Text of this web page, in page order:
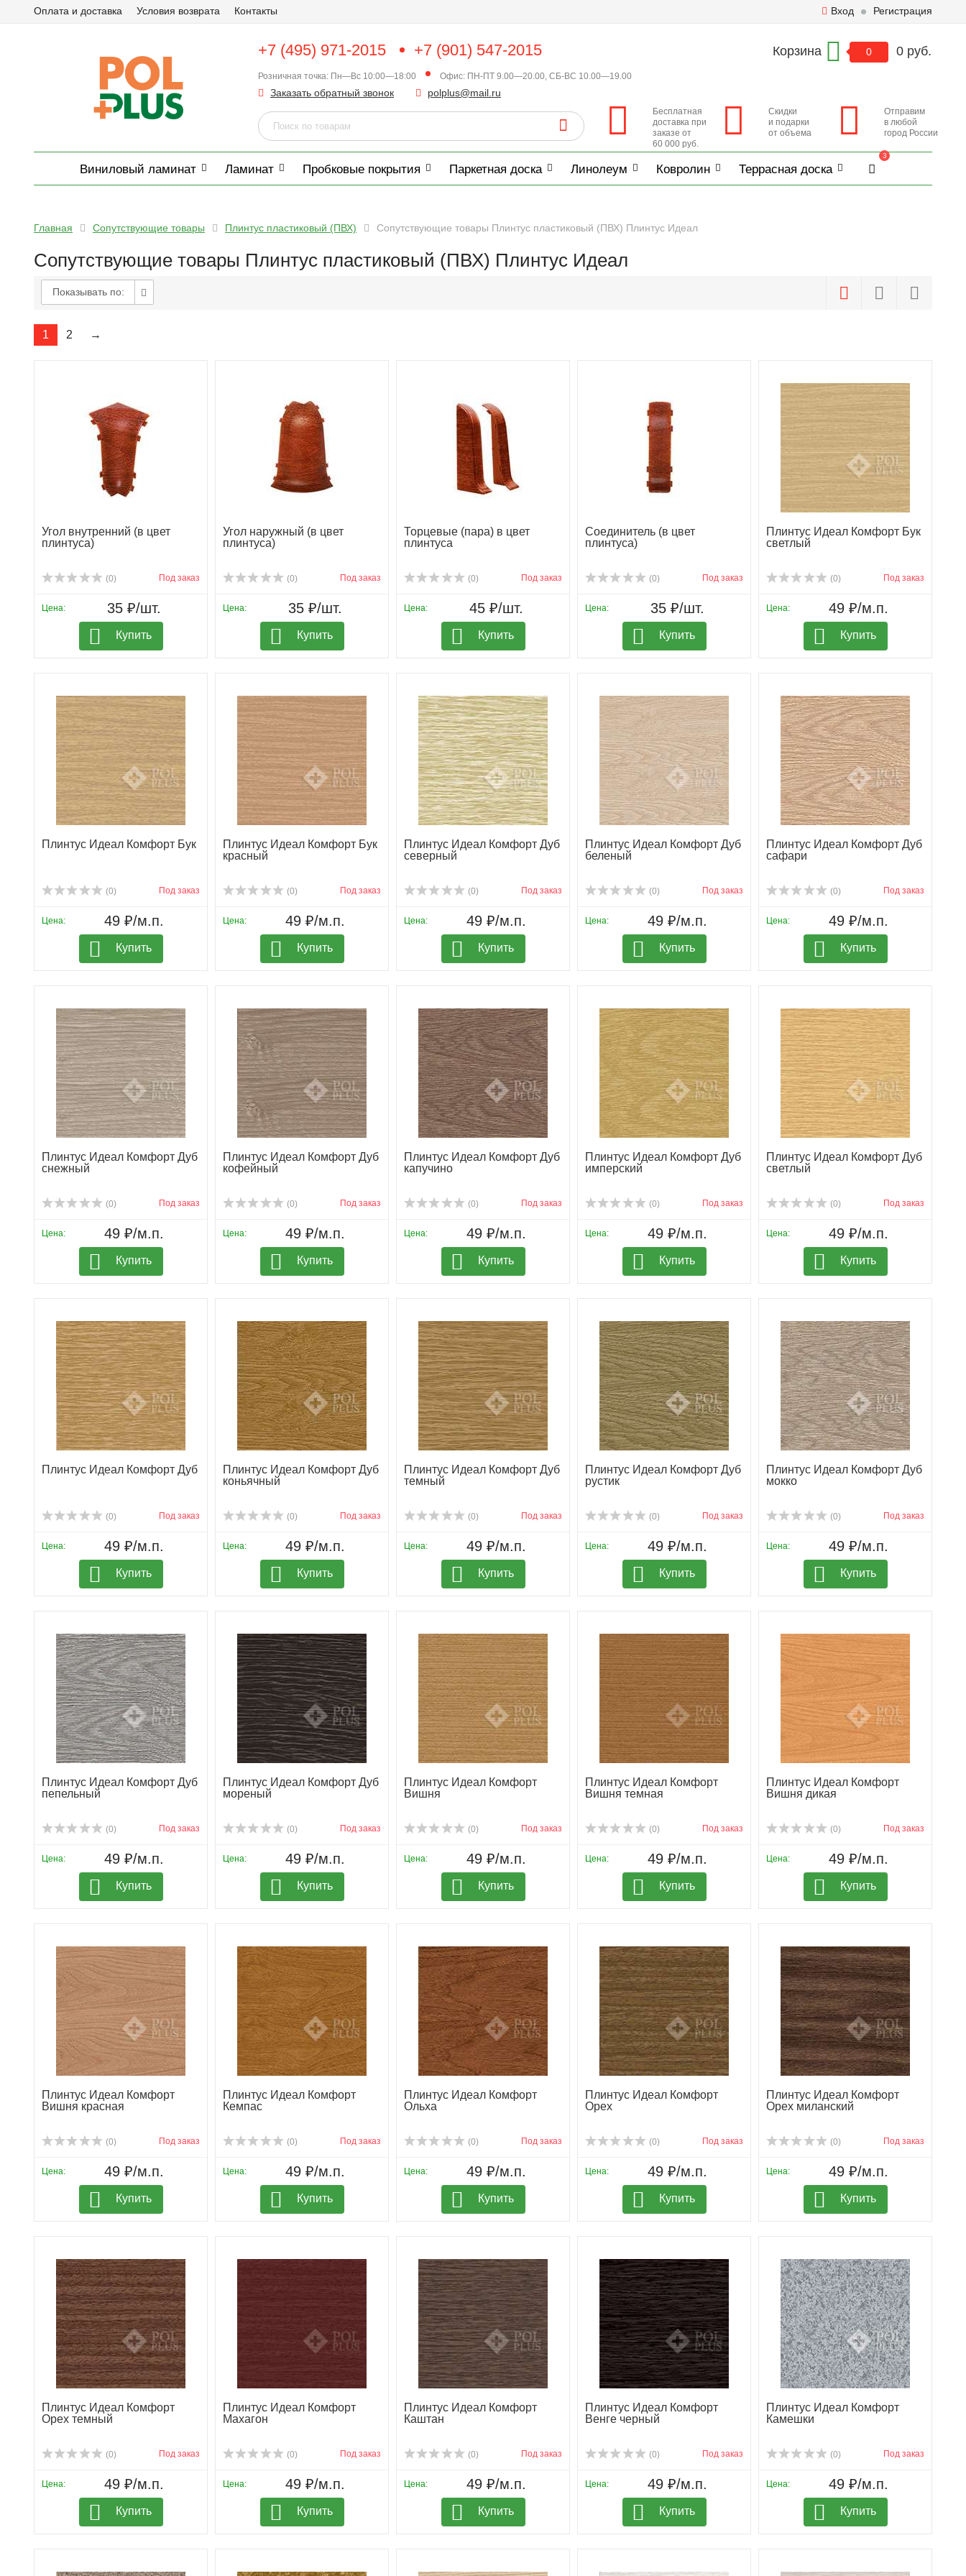
Оплата и доставка Условия возврата Контакты Вход Регистрация
+7 (495) 971-2015 +7 (901) 547-2015
Розничная точка: Пн—Вс 10:00—18:00 Офис: ПН-ПТ 9.00—20.00, СБ-ВС 10.00—19.00
Заказать обратный звонок polplus@mail.ru
Корзина 0 0 руб.
Бесплатная
доставка при
заказе от
60 000 руб.
Скидки
и подарки
от объема
Отправим
в любой
город России
Виниловый ламинат Ламинат Пробковые покрытия Паркетная доска Линолеум Ковролин Террасная доска
3
Главная Сопутствующие товары Плинтус пластиковый (ПВХ) Сопутствующие товары Плинтус пластиковый (ПВХ) Плинтус Идеал
Сопутствующие товары Плинтус пластиковый (ПВХ) Плинтус Идеал
Показывать по:
1 2 →
Угол внутренний (в цвет
плинтуса)
(0) Под заказ
Цена: 35 ₽/шт.
Купить
Угол наружный (в цвет
плинтуса)
(0) Под заказ
Цена: 35 ₽/шт.
Купить
Торцевые (пара) в цвет
плинтуса
(0) Под заказ
Цена: 45 ₽/шт.
Купить
Соединитель (в цвет
плинтуса)
(0) Под заказ
Цена: 35 ₽/шт.
Купить
Плинтус Идеал Комфорт Бук
светлый
(0) Под заказ
Цена: 49 ₽/м.п.
Купить
Плинтус Идеал Комфорт Бук
(0) Под заказ
Цена: 49 ₽/м.п.
Купить
Плинтус Идеал Комфорт Бук
красный
(0) Под заказ
Цена: 49 ₽/м.п.
Купить
Плинтус Идеал Комфорт Дуб
северный
(0) Под заказ
Цена: 49 ₽/м.п.
Купить
Плинтус Идеал Комфорт Дуб
беленый
(0) Под заказ
Цена: 49 ₽/м.п.
Купить
Плинтус Идеал Комфорт Дуб
сафари
(0) Под заказ
Цена: 49 ₽/м.п.
Купить
Плинтус Идеал Комфорт Дуб
снежный
(0) Под заказ
Цена: 49 ₽/м.п.
Купить
Плинтус Идеал Комфорт Дуб
кофейный
(0) Под заказ
Цена: 49 ₽/м.п.
Купить
Плинтус Идеал Комфорт Дуб
капучино
(0) Под заказ
Цена: 49 ₽/м.п.
Купить
Плинтус Идеал Комфорт Дуб
имперский
(0) Под заказ
Цена: 49 ₽/м.п.
Купить
Плинтус Идеал Комфорт Дуб
светлый
(0) Под заказ
Цена: 49 ₽/м.п.
Купить
Плинтус Идеал Комфорт Дуб
(0) Под заказ
Цена: 49 ₽/м.п.
Купить
Плинтус Идеал Комфорт Дуб
коньячный
(0) Под заказ
Цена: 49 ₽/м.п.
Купить
Плинтус Идеал Комфорт Дуб
темный
(0) Под заказ
Цена: 49 ₽/м.п.
Купить
Плинтус Идеал Комфорт Дуб
рустик
(0) Под заказ
Цена: 49 ₽/м.п.
Купить
Плинтус Идеал Комфорт Дуб
мокко
(0) Под заказ
Цена: 49 ₽/м.п.
Купить
Плинтус Идеал Комфорт Дуб
пепельный
(0) Под заказ
Цена: 49 ₽/м.п.
Купить
Плинтус Идеал Комфорт Дуб
мореный
(0) Под заказ
Цена: 49 ₽/м.п.
Купить
Плинтус Идеал Комфорт
Вишня
(0) Под заказ
Цена: 49 ₽/м.п.
Купить
Плинтус Идеал Комфорт
Вишня темная
(0) Под заказ
Цена: 49 ₽/м.п.
Купить
Плинтус Идеал Комфорт
Вишня дикая
(0) Под заказ
Цена: 49 ₽/м.п.
Купить
Плинтус Идеал Комфорт
Вишня красная
(0) Под заказ
Цена: 49 ₽/м.п.
Купить
Плинтус Идеал Комфорт
Кемпас
(0) Под заказ
Цена: 49 ₽/м.п.
Купить
Плинтус Идеал Комфорт
Ольха
(0) Под заказ
Цена: 49 ₽/м.п.
Купить
Плинтус Идеал Комфорт
Орех
(0) Под заказ
Цена: 49 ₽/м.п.
Купить
Плинтус Идеал Комфорт
Орех миланский
(0) Под заказ
Цена: 49 ₽/м.п.
Купить
Плинтус Идеал Комфорт
Орех темный
(0) Под заказ
Цена: 49 ₽/м.п.
Купить
Плинтус Идеал Комфорт
Махагон
(0) Под заказ
Цена: 49 ₽/м.п.
Купить
Плинтус Идеал Комфорт
Каштан
(0) Под заказ
Цена: 49 ₽/м.п.
Купить
Плинтус Идеал Комфорт
Венге черный
(0) Под заказ
Цена: 49 ₽/м.п.
Купить
Плинтус Идеал Комфорт
Камешки
(0) Под заказ
Цена: 49 ₽/м.п.
Купить